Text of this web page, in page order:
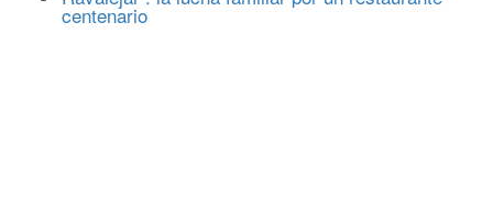
centenario